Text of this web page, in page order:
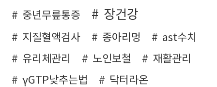
중년무릎통증 장건강
지질혈액검사 종아리멍
ast수치
유리체관리
노인보철
재활관리
γGTP낮추는법
닥터라온